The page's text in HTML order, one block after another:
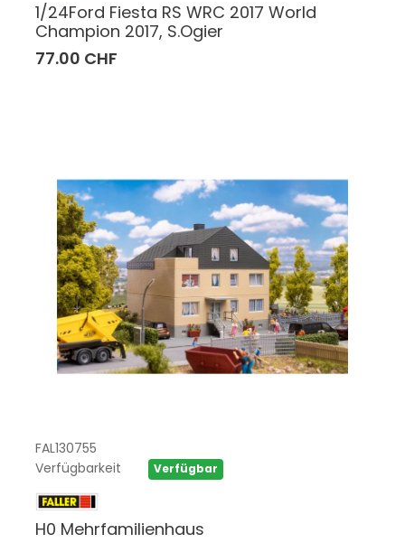
1/24Ford Fiesta RS WRC 2017 World
Champion 2017, S.Ogier
77.00 CHF
FAL130755
Verfügbarkeit
Verfügbar
H0 Mehrfamilienhaus